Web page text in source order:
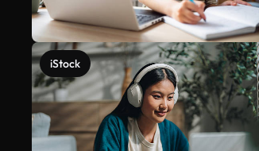
iStock